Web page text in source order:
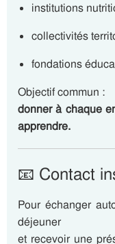
institutions
collectivités
fondations
Objectif commun :
donner à chaque
apprendre.
📧 Contact
Pour échanger
déjeuner
et recevoir une